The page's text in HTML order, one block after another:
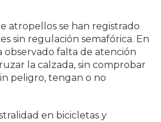
atropellos se han registrado
sin regulación semafórica. En
observado falta de atención
la calzada, sin comprobar
peligro, tengan o no
en bicicletas y